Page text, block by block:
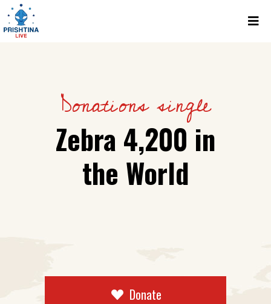
Donations single
Zebra 4,200 in
the World
Donate